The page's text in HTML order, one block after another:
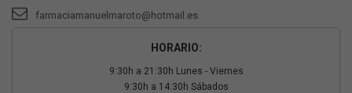
farmaciamanuelmaroto@hotmail.es
HORARIO:
9:30h a 21:30h Lunes - Viernes
9:30h a 14:30h Sábados